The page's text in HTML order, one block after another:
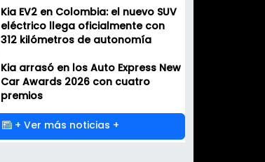
Kia EV2 en Colombia: el nuevo SUV
eléctrico llega oficialmente con
312 kilómetros de autonomía
Kia arrasó en los Auto Express New
Car Awards 2026 con cuatro
premios
+ Ver más noticias +